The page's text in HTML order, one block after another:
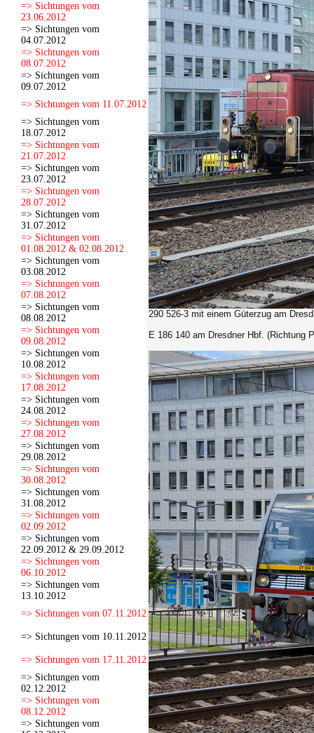
=> Sichtungen vom
23.06.2012
=> Sichtungen vom
04.07.2012
=> Sichtungen vom
08.07.2012
=> Sichtungen vom
09.07.2012
=> Sichtungen vom 11.07.2012
=> Sichtungen vom
18.07.2012
=> Sichtungen vom
21.07.2012
=> Sichtungen vom
23.07.2012
=> Sichtungen vom
28.07.2012
=> Sichtungen vom
31.07.2012
=> Sichtungen vom
01.08.2012 & 02.08.2012
=> Sichtungen vom
03.08.2012
=> Sichtungen vom
07.08.2012
=> Sichtungen vom
08.08.2012
=> Sichtungen vom
09.08.2012
=> Sichtungen vom
10.08.2012
=> Sichtungen vom
17.08.2012
=> Sichtungen vom
24.08.2012
=> Sichtungen vom
27.08.2012
=> Sichtungen vom
29.08.2012
=> Sichtungen vom
30.08.2012
=> Sichtungen vom
31.08.2012
=> Sichtungen vom
02.09.2012
=> Sichtungen vom
22.09.2012 & 29.09.2012
=> Sichtungen vom
06.10.2012
=> Sichtungen vom
13.10.2012
=> Sichtungen vom 07.11.2012
=> Sichtungen vom 10.11.2012
=> Sichtungen vom 17.11.2012
=> Sichtungen vom
02.12.2012
=> Sichtungen vom
08.12.2012
=> Sichtungen vom
290 526-3 mit einem Güterzug am
E 186 140 am Dresdner Hbf. (Richtung